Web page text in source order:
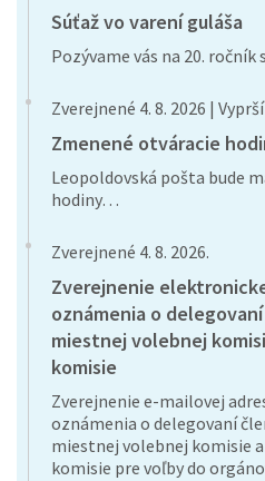
Súťaž vo varení guláša
Pozývame vás na 20.
Zverejnené 4. 8. 2026 |
Zmenené otváracie
Leopoldovská pošta bude
hodiny…
Zverejnené 4. 8. 2026.
Zverejnenie
oznámenia o
miestnej volebnej
komisie
Zverejnenie e-mailovej
oznámenia o delegovaní
miestnej volebnej komisie
komisie pre voľby do